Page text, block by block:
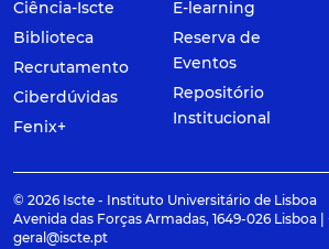
Ciência-Iscte
Biblioteca
Recrutamento
Ciberdúvidas
Fenix+
E-learning
Reserva de
Eventos
Repositório
Institucional
© 2026 Iscte - Instituto Universitário de Lisboa
Avenida das Forças Armadas, 1649-026 Lisboa |
geral@iscte.pt